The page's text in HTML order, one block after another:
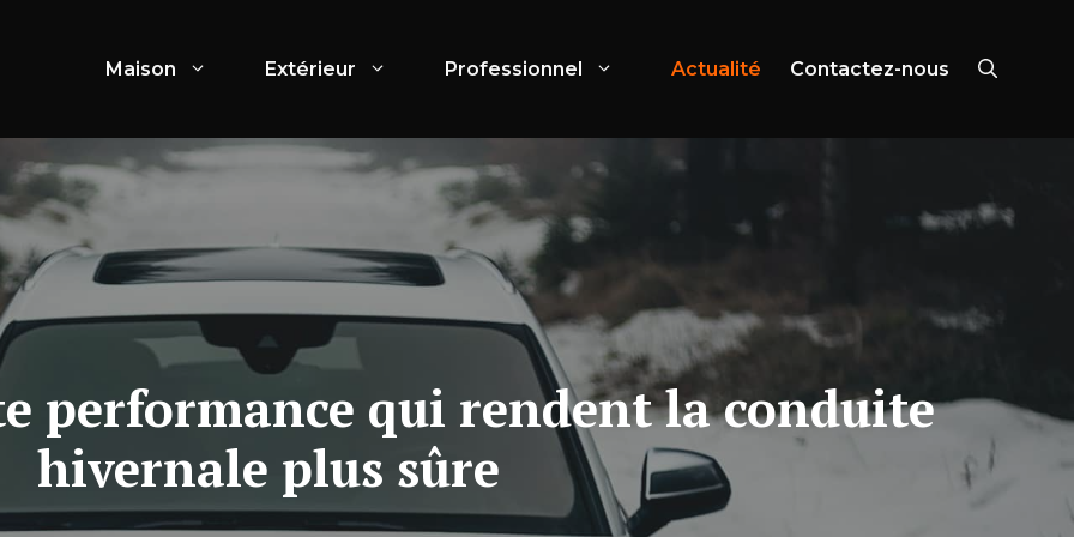
Maison Extérieur Professionnel Actualité Contactez-nous
performance qui rendent la conduite
hivernale plus sûre